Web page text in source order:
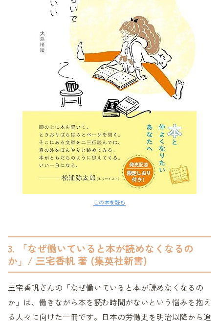
この本を読む
3. 「なぜ働いていると本が読めなくなるの
か」/ 三宅香帆 著 (集英社新書)
三宅香帆さんの「なぜ働いていると本が読めなくなるの
か」は、働きながら本を読む時間がないという悩みを抱え
る人々に向けた一冊です。日本の労働史を明治以降から追